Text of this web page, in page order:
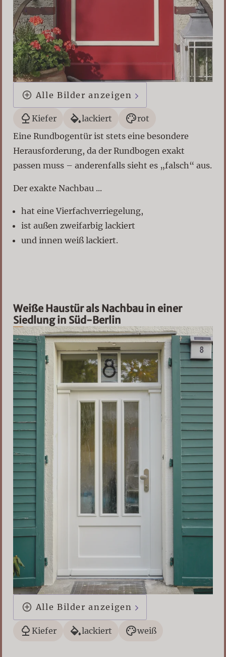
Alle Bilder anzeigen
Kiefer lackiert
rot
Eine Rundbogentür ist stets eine besondere
Herausforderung, da der Rundbogen exakt
passen muss – anderenfalls sieht es „falsch“ aus.
Der exakte Nachbau ...
hat eine Vierfachverriegelung,
ist außen zweifarbig lackiert
und innen weiß lackiert.
Weiße Haustür als Nachbau in einer
Siedlung in Süd-Berlin
Alle Bilder anzeigen
Kiefer lackiert weiß